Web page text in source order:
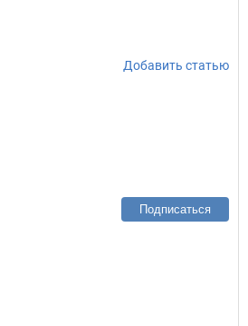
Добавить статью
Подписаться